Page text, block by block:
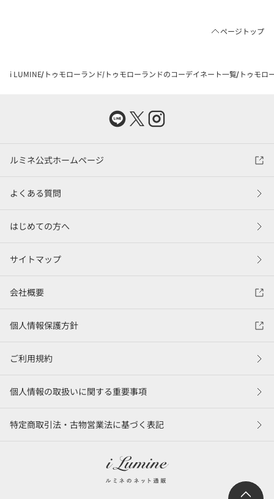
ページトップ
i LUMINE トゥモローランド トゥモローランドのコーデイネート一覧 トゥモロ
ルミネ公式ホームページ
よくある質問
はじめての方へ
サイトマップ
会社概要
個人情報保護方針
ご利用規約
個人情報の取扱いに関する重要事項
特定商取引法・古物営業法に基づく表記